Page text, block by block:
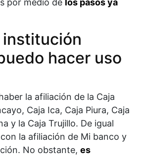
por medio de los pasos ya
institución
hacer uso
la afiliación de la Caja
Caja Ica, Caja Piura, Caja
y la Caja Trujillo. De igual
la afiliación de Mi banco y
No obstante, es